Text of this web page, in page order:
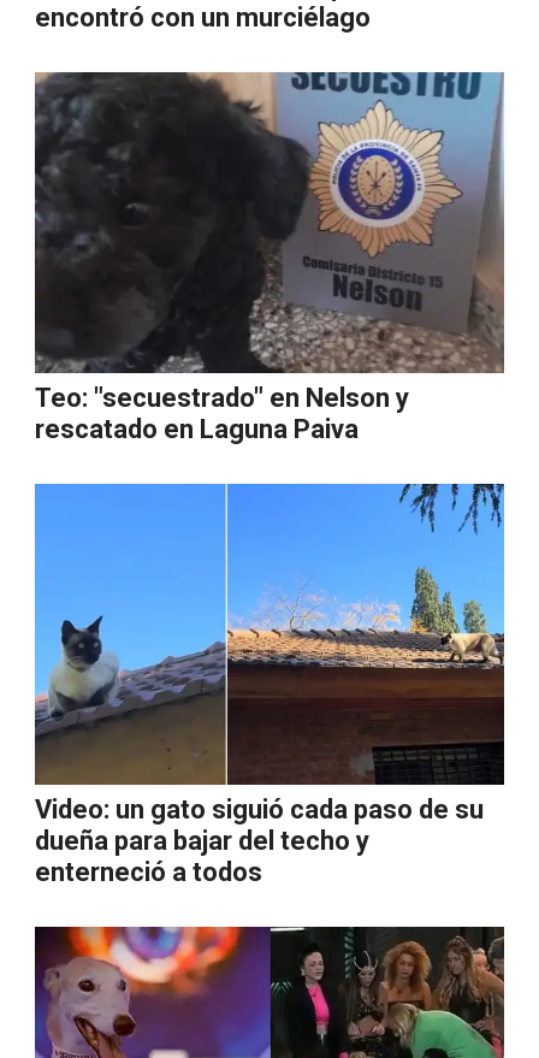
encontró con un murciélago
Teo: "secuestrado" en Nelson y
rescatado en Laguna Paiva
Video: un gato siguió cada paso de su
dueña para bajar del techo y
enterneció a todos